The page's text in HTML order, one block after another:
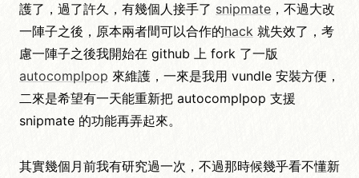
護了，過了許久，有幾個人接手了 snipmate ，不過大改
一陣子之後，原本兩者間可以合作的hack 就失效了，考
慮一陣子之後我開始在 github 上 fork 了一版
autocomplpop 來維護，一來是我用 vundle 安裝方便，
二來是希望有一天能重新把 autocomplpop 支援
snipmate 的功能再弄起來。
其實幾個月前我有研究過一次，不過那時候幾乎看不懂新